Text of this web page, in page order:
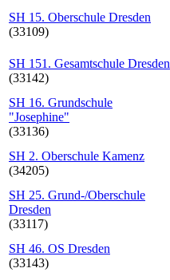
SH 15. Oberschule Dresden
(33109)
SH 151. Gesamtschule Dresden
(33142)
SH 16. Grundschule
"Josephine"
(33136)
SH 2. Oberschule Kamenz
(34205)
SH 25. Grund-/Oberschule
Dresden
(33117)
SH 46. OS Dresden
(33143)